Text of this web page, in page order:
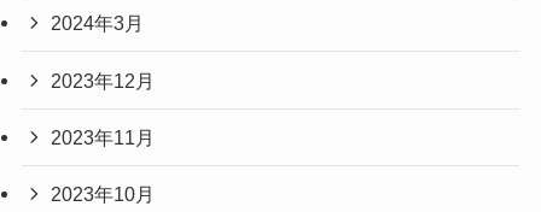
2024年3月
2023年12月
2023年11月
2023年10月